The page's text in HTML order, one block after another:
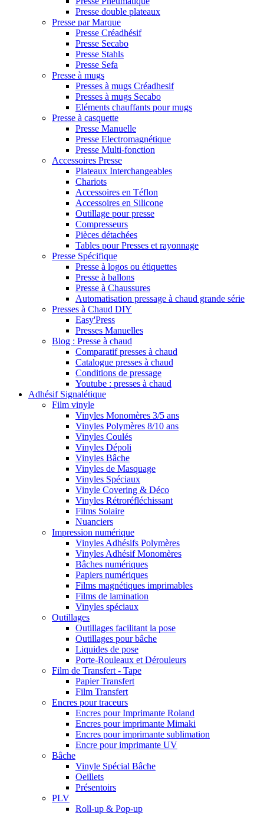
Presse double plateaux
Presse par Marque
Presse Créadhésif
Presse Secabo
Presse Stahls
Presse Sefa
Presse à mugs
Presses à mugs Créadhesif
Presses à mugs Secabo
Eléments chauffants pour mugs
Presse à casquette
Presse Manuelle
Presse Electromagnétique
Presse Multi-fonction
Accessoires Presse
Plateaux Interchangeables
Chariots
Accessoires en Téflon
Accessoires en Silicone
Outillage pour presse
Compresseurs
Pièces détachées
Tables pour Presses et rayonnage
Presse Spécifique
Presse à logos ou étiquettes
Presse à ballons
Presse à Chaussures
Automatisation pressage à chaud grande série
Presses à Chaud DIY
Easy'Press
Presses Manuelles
Blog : Presse à chaud
Comparatif presses à chaud
Catalogue presses à chaud
Conditions de pressage
Youtube : presses à chaud
Adhésif Signalétique
Film vinyle
Vinyles Monomères 3/5 ans
Vinyles Polymères 8/10 ans
Vinyles Coulés
Vinyles Dépoli
Vinyles Bâche
Vinyles de Masquage
Vinyles Spéciaux
Vinyle Covering & Déco
Vinyles Rétroréfléchissant
Films Solaire
Nuanciers
Impression numérique
Vinyles Adhésifs Polymères
Vinyles Adhésif Monomères
Bâches numériques
Papiers numériques
Films magnétiques imprimables
Films de lamination
Vinyles spéciaux
Outillages
Outillages facilitant la pose
Outillages pour bâche
Liquides de pose
Porte-Rouleaux et Dérouleurs
Film de Transfert - Tape
Papier Transfert
Film Transfert
Encres pour traceurs
Encres pour Imprimante Roland
Encres pour imprimante Mimaki
Encres pour imprimante sublimation
Encre pour imprimante UV
Bâche
Vinyle Spécial Bâche
Oeillets
Présentoirs
PLV
Roll-up & Pop-up